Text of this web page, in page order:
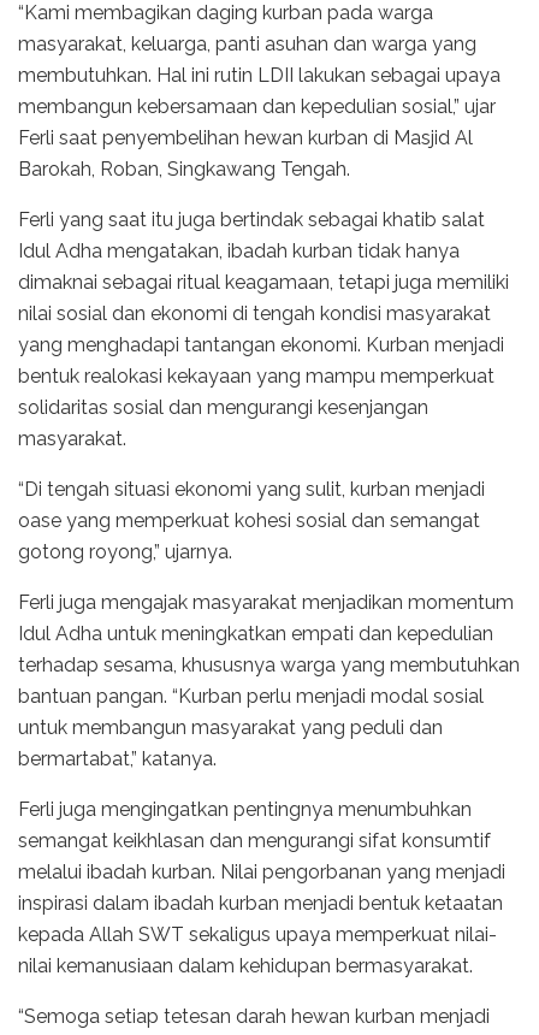
“Kami membagikan daging kurban pada warga
masyarakat, keluarga, panti asuhan dan warga yang
membutuhkan. Hal ini rutin LDII lakukan sebagai upaya
membangun kebersamaan dan kepedulian sosial,” ujar
Ferli saat penyembelihan hewan kurban di Masjid Al
Barokah, Roban, Singkawang Tengah.
Ferli yang saat itu juga bertindak sebagai khatib salat
Idul Adha mengatakan, ibadah kurban tidak hanya
dimaknai sebagai ritual keagamaan, tetapi juga memiliki
nilai sosial dan ekonomi di tengah kondisi masyarakat
yang menghadapi tantangan ekonomi. Kurban menjadi
bentuk realokasi kekayaan yang mampu memperkuat
solidaritas sosial dan mengurangi kesenjangan
masyarakat.
“Di tengah situasi ekonomi yang sulit, kurban menjadi
oase yang memperkuat kohesi sosial dan semangat
gotong royong,” ujarnya.
Ferli juga mengajak masyarakat menjadikan momentum
Idul Adha untuk meningkatkan empati dan kepedulian
terhadap sesama, khususnya warga yang membutuhkan
bantuan pangan. “Kurban perlu menjadi modal sosial
untuk membangun masyarakat yang peduli dan
bermartabat,” katanya.
Ferli juga mengingatkan pentingnya menumbuhkan
semangat keikhlasan dan mengurangi sifat konsumtif
melalui ibadah kurban. Nilai pengorbanan yang menjadi
inspirasi dalam ibadah kurban menjadi bentuk ketaatan
kepada Allah SWT sekaligus upaya memperkuat nilai-
nilai kemanusiaan dalam kehidupan bermasyarakat.
“Semoga setiap tetesan darah hewan kurban menjadi